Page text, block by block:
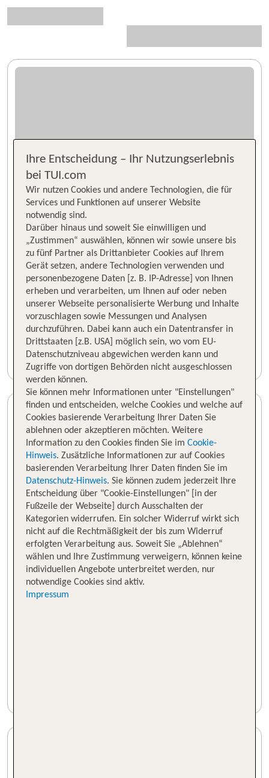
Ihre Entscheidung – Ihr Nutzungserlebnis
bei TUI.com
Wir nutzen Cookies und andere Technologien, die für
Services und Funktionen auf unserer Website
notwendig sind.
Darüber hinaus und soweit Sie einwilligen und
„Zustimmen“ auswählen, können wir sowie unsere bis
zu fünf Partner als Drittanbieter Cookies auf Ihrem
Gerät setzen, andere Technologien verwenden und
personenbezogene Daten [z. B. IP-Adresse] von Ihnen
erheben und verarbeiten, um Ihnen auf oder neben
unserer Webseite personalisierte Werbung und Inhalte
vorzuschlagen sowie Messungen und Analysen
durchzuführen. Dabei kann auch ein Datentransfer in
Drittstaaten [z.B. USA] möglich sein, wo vom EU-
Datenschutzniveau abgewichen werden kann und
Zugriffe von dortigen Behörden nicht ausgeschlossen
werden können.
Sie können mehr Informationen unter "Einstellungen"
finden und entscheiden, welche Cookies und welche auf
Cookies basierende Verarbeitung Ihrer Daten Sie
ablehnen oder akzeptieren möchten. Weitere
Information zu den Cookies finden Sie im Cookie-
Hinweis. Zusätzliche Informationen zur auf Cookies
basierenden Verarbeitung Ihrer Daten finden Sie im
Datenschutz-Hinweis. Sie können zudem jederzeit Ihre
Entscheidung über "Cookie-Einstellungen" [in der
Fußzeile der Webseite] durch Ausschalten der
Kategorien widerrufen. Ein solcher Widerruf wirkt sich
nicht auf die Rechtmäßigkeit der bis zum Widerruf
erfolgten Verarbeitung aus. Soweit Sie „Ablehnen“
wählen und Ihre Zustimmung verweigern, können keine
individuellen Angebote unterbreitet werden, nur
notwendige Cookies sind aktiv.
Impressum